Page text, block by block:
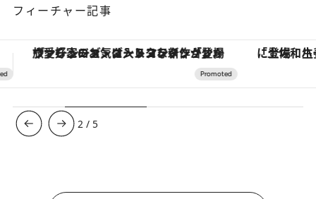
フィーチャー記事
「土佐和ハーブかき氷」がOMO7高知に登場！生姜、山椒、大葉など目にも舌にも涼を呼ぶ郷土の味 【銀座で出合う最旬美容】美髪ケアや上質
3 / 5